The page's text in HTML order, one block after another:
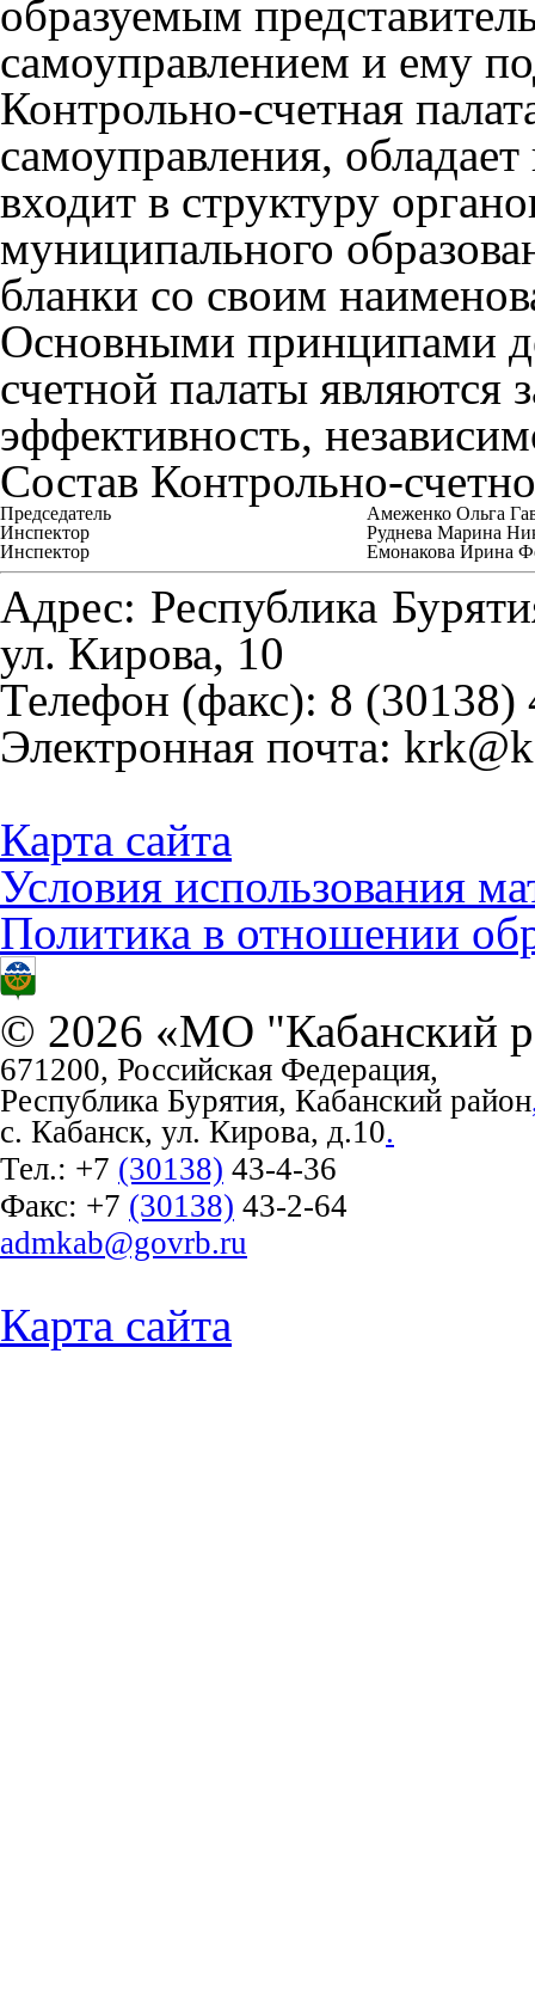
образуемым
самоуправлением и ему
Контрольно-счетная
самоуправления,
входит в структуру
муниципального
бланки со своим
Основными принципами
счетной палаты являются
эффективность,
Состав Контрольно-
Председатель
Амеженко Ольга
Инспектор
Руднева Марина
Инспектор
Емонакова Ирина
Адрес: Республика
ул. Кирова, 10
Телефон (факс): 8 (30138)
Электронная почта:
Карта сайта
Условия использования
Политика в отношении
© 2026 «МО "Кабанский
671200, Российская Федерация,
Республика Бурятия, Кабанский район
с. Кабанск, ул. Кирова, д.10.
Тел.: +7 (30138) 43-4-36
Факс: +7 (30138) 43-2-64
admkab@govrb.ru
Карта сайта